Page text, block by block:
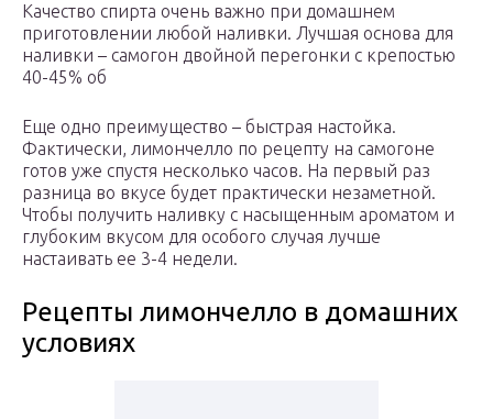
Качество спирта очень важно при домашнем
приготовлении любой наливки. Лучшая основа для
наливки – самогон двойной перегонки с крепостью
40-45% об
Еще одно преимущество – быстрая настойка.
Фактически, лимончелло по рецепту на самогоне
готов уже спустя несколько часов. На первый раз
разница во вкусе будет практически незаметной.
Чтобы получить наливку с насыщенным ароматом и
глубоким вкусом для особого случая лучше
настаивать ее 3-4 недели.
Рецепты лимончелло в домашних
условиях